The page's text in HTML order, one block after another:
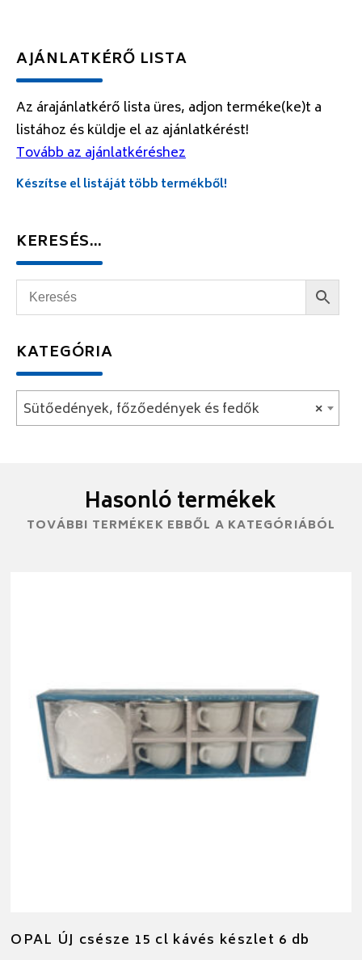
AJÁNLATKÉRŐ LISTA
Az árajánlatkérő lista üres, adjon terméke(ke)t a
listához és küldje el az ajánlatkérést!
Tovább az ajánlatkéréshez
Készítse el listáját több termékből!
KERESÉS…
KATEGÓRIA
×
Sütőedények, főzőedények és fedők
Hasonló termékek
TOVÁBBI TERMÉKEK EBBŐL A KATEGÓRIÁBÓL
OPAL ÚJ csésze 15 cl kávés készlet 6 db